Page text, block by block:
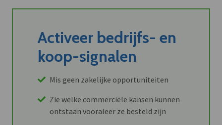
Activeer bedrijfs- en
koop-signalen
Mis geen zakelijke opportuniteiten
Zie welke commerciële kansen kunnen
ontstaan vooraleer ze besteld zijn